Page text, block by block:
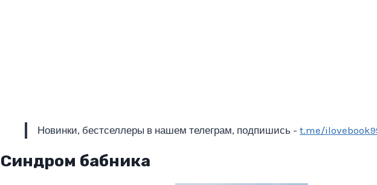
Новинки, бестселлеры в нашем телеграм, подпишись - t.me/
Синдром бабника